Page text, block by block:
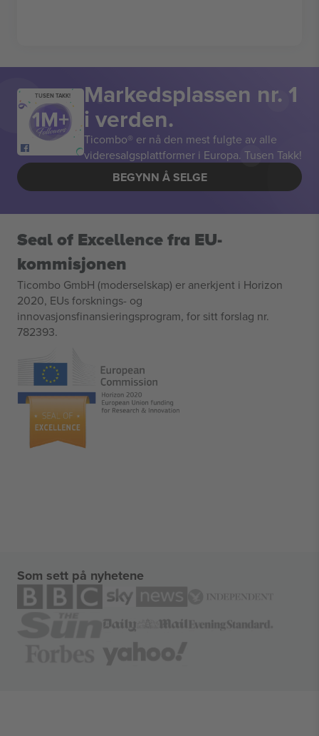
TUSEN TAKK! Markedsplassen nr. 1
i verden.
Ticombo® er nå den mest fulgte av alle
videresalgsplattformer i Europa. Tusen Takk!
BEGYNN Å SELGE
Seal of Excellence fra EU-
kommisjonen
Ticombo GmbH (moderselskap) er anerkjent i Horizon
2020, EUs forsknings- og
innovasjonsfinansieringsprogram, for sitt forslag nr.
782393.
Som sett på nyhetene